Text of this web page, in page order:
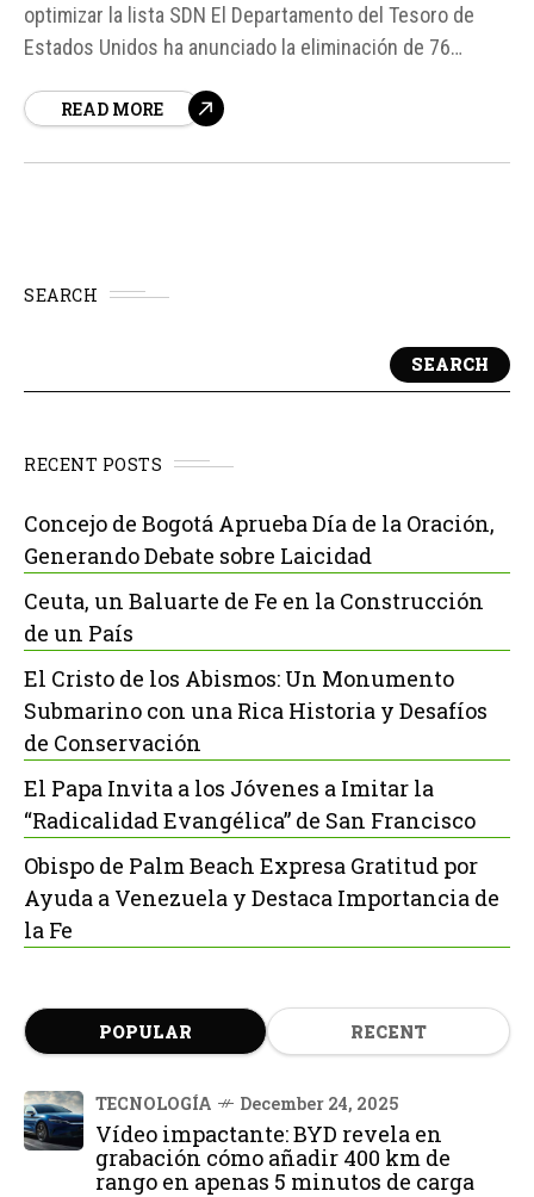
optimizar la lista SDN El Departamento del Tesoro de
Estados Unidos ha anunciado la eliminación de 76
Designados y Personas Bloqueadas (SDN List), en un
READ MORE
SEARCH
SEARCH
RECENT POSTS
Concejo de Bogotá Aprueba Día de la Oración,
Generando Debate sobre Laicidad
Ceuta, un Baluarte de Fe en la Construcción
de un País
El Cristo de los Abismos: Un Monumento
Submarino con una Rica Historia y Desafíos
de Conservación
El Papa Invita a los Jóvenes a Imitar la
“Radicalidad Evangélica” de San Francisco
Obispo de Palm Beach Expresa Gratitud por
Ayuda a Venezuela y Destaca Importancia de
la Fe
POPULAR RECENT
TECNOLOGÍA December 24, 2025
Vídeo impactante: BYD revela en
grabación cómo añadir 400 km de
rango en apenas 5 minutos de carga